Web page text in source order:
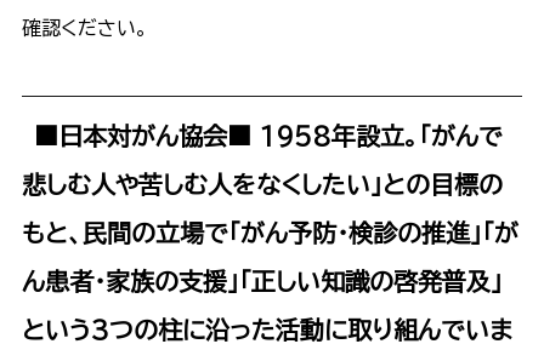
確認ください。
■日本対がん協会■
1958年設立。｢がんで
悲しむ人や苦しむ人をなくしたい｣との目標の
もと、民間の立場で「がん予防･検診の推進｣｢が
ん患者･家族の支援｣｢正しい知識の啓発普及｣
という3つの柱に沿った活動に取り組んでいま